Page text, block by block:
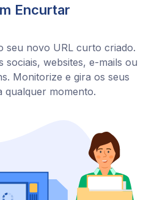
Encurtar
seu novo URL curto criado.
sociais, websites, e-mails ou
Monitorize e gira os seus
qualquer momento.